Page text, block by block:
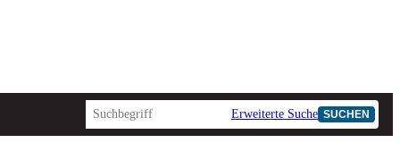
Erweiterte Suche SUCHEN